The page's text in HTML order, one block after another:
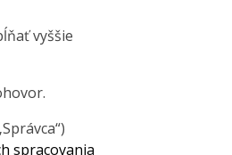
vyššie
spracovania